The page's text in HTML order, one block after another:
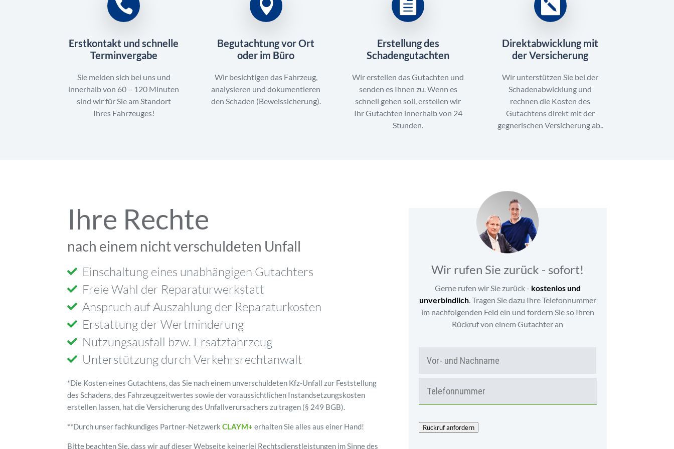
Erstkontakt und schnelle
Terminvergabe
Sie melden sich bei uns und
innerhalb von 60 – 120 Minuten
sind wir für Sie am Standort
Ihres Fahrzeuges!
Begutachtung vor Ort
oder im Büro
Wir besichtigen das Fahrzeug,
analysieren und dokumentieren
den Schaden (Beweissicherung).
Erstellung des
Schadengutachten
Wir erstellen das Gutachten und
senden es Ihnen zu. Wenn es
schnell gehen soll, erstellen wir
Ihr Gutachten innerhalb von 24
Stunden.
Direktabwicklung mit
der Versicherung
Wir unterstützen Sie bei der
Schadenabwicklung und
rechnen die Kosten des
Gutachtens direkt mit der
gegnerischen Versicherung ab..
Ihre Rechte
nach einem nicht verschuldeten Unfall
Einschaltung eines unabhängigen Gutachters
Freie Wahl der Reparaturwerkstatt
Anspruch auf Auszahlung der Reparaturkosten
Erstattung der Wertminderung
Nutzungsausfall bzw. Ersatzfahrzeug
Unterstützung durch Verkehrsrechtanwalt
*Die Kosten eines Gutachtens, das Sie nach einem unverschuldeten Kfz-Unfall zur Feststellung
des Schadens, des Fahrzeugzeitwertes sowie der voraussichtlichen Instandsetzungskosten
erstellen lassen, hat die Versicherung des Unfallverursachers zu tragen (§ 249 BGB).
**Durch unser fachkundiges Partner-NetzwerkCLAYM+ erhalten Sie alles aus einer Hand!
Bitte beachten Sie, dass wir auf dieser Webseite keinerlei Rechtsdienstleistungen im Sinne des
Wir rufen Sie zurück - sofort!
Gerne rufen wir Sie zurück - kostenlos und
unverbindlich. Tragen Sie dazu Ihre Telefonnummer
im nachfolgenden Feld ein und fordern Sie so Ihren
Rückruf von einem Gutachter an
L
Rückruf anfordern